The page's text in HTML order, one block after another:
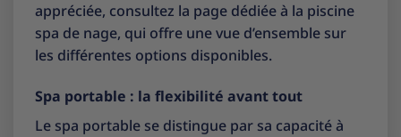
appréciée, consultez la page dédiée à la piscine
spa de nage, qui offre une vue d’ensemble sur
les différentes options disponibles.
Spa portable : la flexibilité avant tout
Le spa portable se distingue par sa capacité à